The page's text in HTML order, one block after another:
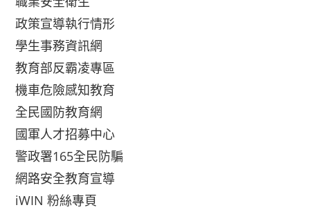
政策宣導執行情形
學生事務資訊網
教育部反霸凌專區
機車危險感知教育
全民國防教育網
國軍人才招募中心
警政署165全民防騙
網路安全教育宣導
iWIN 粉絲專頁